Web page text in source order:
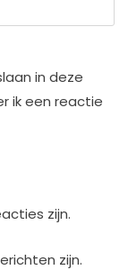
in deze
ik een reactie
zijn.
zijn.